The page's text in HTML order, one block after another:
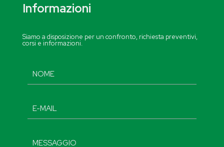
Informazioni
Siamo a disposizione per un confronto, richiesta preventivi,
corsi e informazioni.